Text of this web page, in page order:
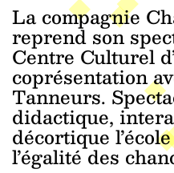
La compagnie
reprend son
Centre Culturel
coprésentation
Tanneurs.
didactique,
décortique
l’égalité des